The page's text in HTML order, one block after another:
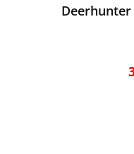
Deerhunter